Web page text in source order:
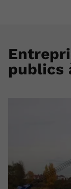
publics